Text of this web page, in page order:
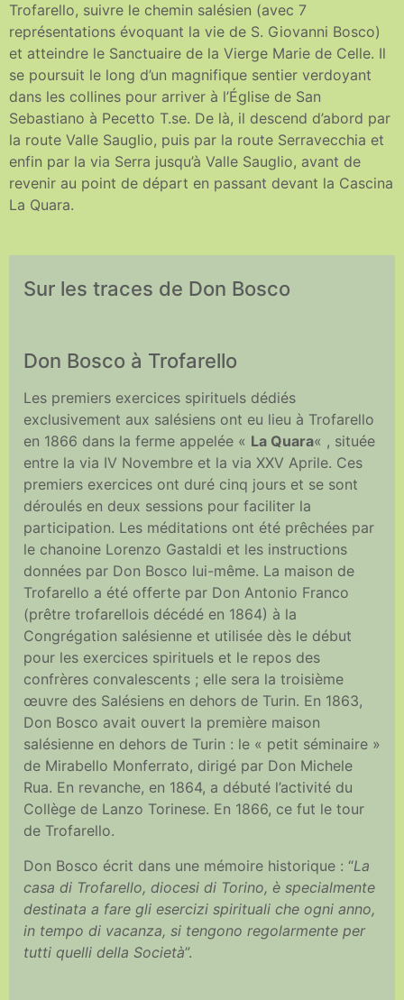
Trofarello, suivre le chemin salésien (avec 7
représentations évoquant la vie de S. Giovanni Bosco)
et atteindre le Sanctuaire de la Vierge Marie de Celle. Il
se poursuit le long d’un magnifique sentier verdoyant
dans les collines pour arriver à l’Église de San
Sebastiano à Pecetto T.se. De là, il descend d’abord par
la route Valle Sauglio, puis par la route Serravecchia et
enfin par la via Serra jusqu’à Valle Sauglio, avant de
revenir au point de départ en passant devant la Cascina
La Quara.
Sur les traces de Don Bosco
Don Bosco à Trofarello
Les premiers exercices spirituels dédiés
exclusivement aux salésiens ont eu lieu à Trofarello
en 1866 dans la ferme appelée « La Quara« , située
entre la via IV Novembre et la via XXV Aprile. Ces
premiers exercices ont duré cinq jours et se sont
déroulés en deux sessions pour faciliter la
participation. Les méditations ont été prêchées par
le chanoine Lorenzo Gastaldi et les instructions
données par Don Bosco lui-même. La maison de
Trofarello a été offerte par Don Antonio Franco
(prêtre trofarellois décédé en 1864) à la
Congrégation salésienne et utilisée dès le début
pour les exercices spirituels et le repos des
confrères convalescents ; elle sera la troisième
œuvre des Salésiens en dehors de Turin. En 1863,
Don Bosco avait ouvert la première maison
salésienne en dehors de Turin : le « petit séminaire »
de Mirabello Monferrato, dirigé par Don Michele
Rua. En revanche, en 1864, a débuté l’activité du
Collège de Lanzo Torinese. En 1866, ce fut le tour
de Trofarello.
Don Bosco écrit dans une mémoire historique : “La
casa di Trofarello, diocesi di Torino, è specialmente
destinata a fare gli esercizi spirituali che ogni anno,
in tempo di vacanza, si tengono regolarmente per
tutti quelli della Società”.